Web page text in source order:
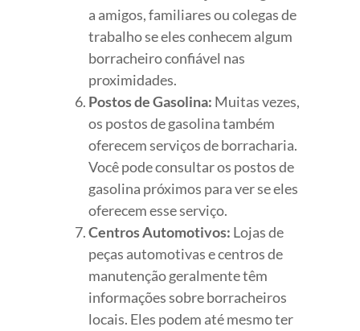
a amigos, familiares ou colegas de
trabalho se eles conhecem algum
borracheiro confiável nas
proximidades.
Postos de Gasolina: Muitas vezes,
os postos de gasolina também
oferecem serviços de borracharia.
Você pode consultar os postos de
gasolina próximos para ver se eles
oferecem esse serviço.
Centros Automotivos: Lojas de
peças automotivas e centros de
manutenção geralmente têm
informações sobre borracheiros
locais. Eles podem até mesmo ter